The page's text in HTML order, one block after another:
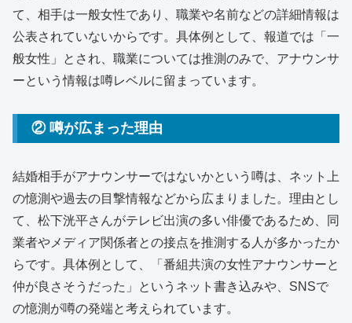
て、相手は一般女性であり、職業や名前などの詳細情報は
公表されていないからです。具体例として、報道では「一
般女性」とされ、職業については推測のみで、アナウンサ
ーという情報は噂レベルに留まっています。
② 噂が広まった理由
結婚相手がアナウンサーではないかという噂は、ネット上
の憶測や過去の目撃情報などから広まりました。理由とし
て、松下洸平さんがテレビ出演の多い俳優であるため、同
業者やメディア関係者との接点を推測する人が多かったか
らです。具体例として、「番組共演の女性アナウンサーと
仲が良さそうだった」というネット書き込みや、SNSで
の憶測が噂の発端と考えられています。